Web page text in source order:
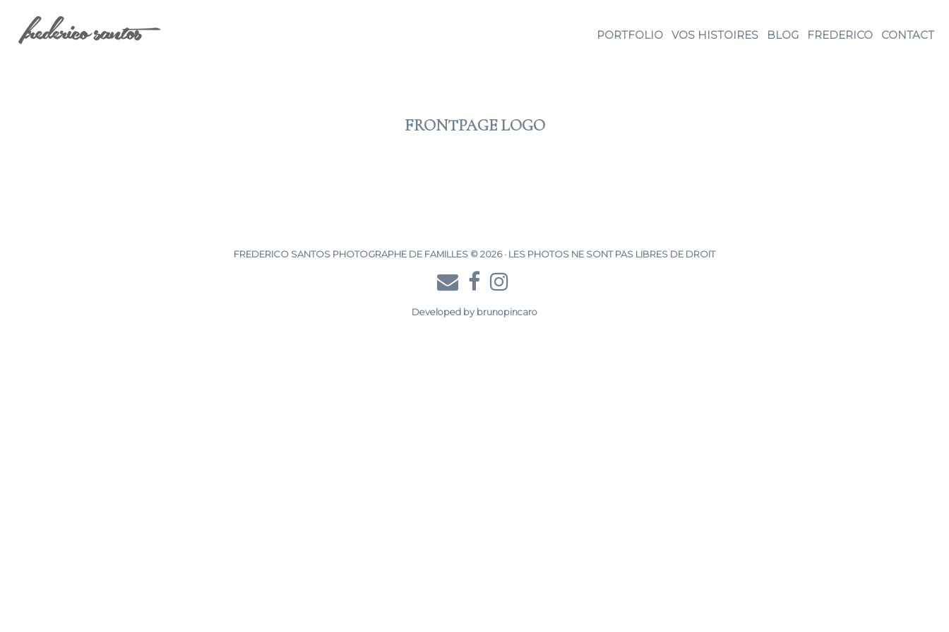
PORTFOLIO VOS HISTOIRES BLOG FREDERICO CONTACT
FRONTPAGE LOGO
FREDERICO SANTOS PHOTOGRAPHE DE FAMILLES © 2026 · LES PHOTOS NE SONT PAS LIBRES DE DROIT
Developed by brunopincaro